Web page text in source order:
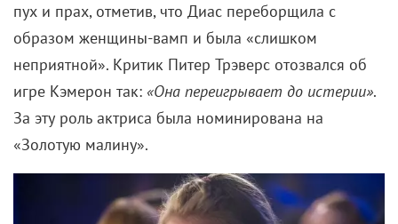
пух и прах, отметив, что Диас переборщила с
образом женщины-вамп и была «слишком
неприятной». Критик Питер Трэверс отозвался об
игре Кэмерон так: «Она переигрывает до истерии».
За эту роль актриса была номинирована на
«Золотую малину».